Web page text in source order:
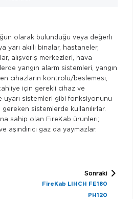
olarak bulunduğu veya değerli
yarı akıllı binalar, hastaneler,
alışveriş merkezleri, hava
yangın alarm sistemleri, yangın
cihazların kontrolü/beslemesi,
için gerekli cihaz ve
uyarı sistemleri gibi fonksiyonunu
sistemlerde kullanılırlar.
sahip olan FireKab ürünleri;
aşındırıcı gaz da yaymazlar.
Sonraki
FireKab LIHCH FE180
PH120